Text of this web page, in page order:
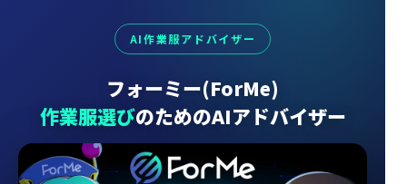
AI作業服アドバイザー
フォーミー(ForMe)
作業服選びのためのAIアドバイザー